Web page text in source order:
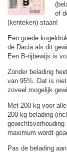
of
(kenteken) staan!
Een goede
de Dacia als dit
Een B-rijbewijs is
Zonder belading
van 95%. Dat is
zoveel mogelijk
Met 200 kg voor
200 kg belading
maximum wordt
Pas de belading